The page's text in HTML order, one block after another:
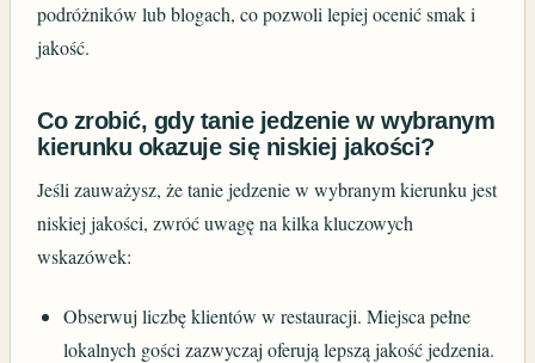
podróżników lub blogach, co pozwoli lepiej ocenić smak i
jakość.
Co zrobić, gdy tanie jedzenie w wybranym
kierunku okazuje się niskiej jakości?
Jeśli zauważysz, że tanie jedzenie w wybranym kierunku jest
niskiej jakości, zwróć uwagę na kilka kluczowych
wskazówek:
Obserwuj liczbę klientów w restauracji. Miejsca pełne
lokalnych gości zazwyczaj oferują lepszą jakość jedzenia.